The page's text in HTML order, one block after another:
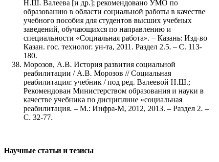
Н.Ш. Валеева [и др.]; рекомендовано УМО по
образованию в области социальной работы в качестве
учебного пособия для студентов высших учебных
заведений, обучающихся по направлению и
специальности «Социальная работа». – Казань: Изд-во
Казан. гос. технолог. ун-та, 2011. Раздел 2.5. – С. 113-
180.
Морозов, А.В. История развития социальной
реабилитации / А.В. Морозов // Социальная
реабилитация: учебник / под ред. Валеевой Н.Ш.;
Рекомендован Министерством образования и науки в
качестве учебника по дисциплине «социальная
реабилитация. – М.: Инфра-М, 2012, 2013. – Раздел 2. –
С. 32-77.
Научные статьи и тезисы